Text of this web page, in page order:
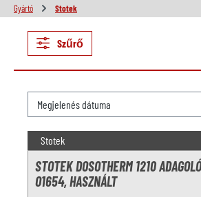
Gyártó Stotek
Szűrő
Stotek
STOTEK DOSOTHERM 1210
O1654, HASZNÁLT